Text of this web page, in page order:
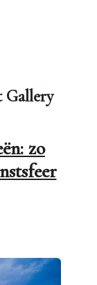
Gallery
zo